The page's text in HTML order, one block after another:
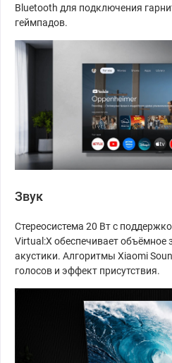
Bluetooth для подключения
геймпадов.
Звук
Стереосистема 20 Вт с
Virtual:X обеспечивает объёмное
акустики. Алгоритмы Xiaomi
голосов и эффект присутствия.